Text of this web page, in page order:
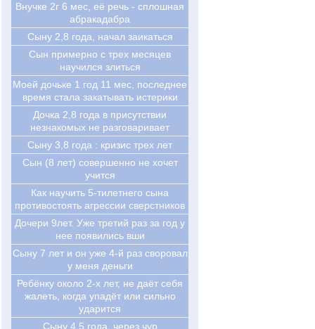
Внучке 2г 6 мес, её речь - сплошная
абракадабра
Сыну 2,8 года, начал заикаться
Сын примерно с трех месяцев
научился злиться
Моей дочьке 1 год 11 мес, последнее
время стала закатывать истерики
Дочка 2,8 года в присутствии
незнакомых не разговаривает
Сыну 3,8 года : кризис трех лет
Cын (8 лет) совершенно не хочет
учится
Как научить 5-тилетнего сына
противостоять агрессии сверстников
Дочери 9лет. Уже третий раз за год у
нее появились вши
Сыну 7 лет и он уже 4-й раз своровал
у меня деньги
Ребёнку около 2-х лет, не даёт себя
жалеть, когда упадёт или сильно
ударится
Сыну 4.5 года, через чур